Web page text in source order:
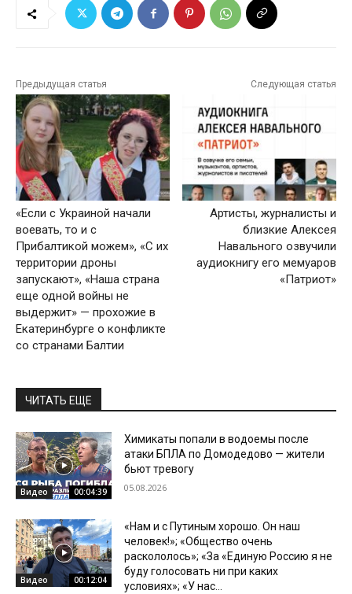
Предыдущая статья
«Если с Украиной начали
воевать, то и с
Прибалтикой можем», «С их
территории дроны
запускают», «Наша страна
еще одной войны не
выдержит» — прохожие в
Екатеринбурге о конфликте
со странами Балтии
Следующая статья
Артисты, журналисты и
близкие Алексея
Навального озвучили
аудиокнигу его мемуаров
«Патриот»
ЧИТАТЬ ЕЩЕ
Видео 00:04:39
Химикаты попали в водоемы после
атаки БПЛА по Домодедово — жители
бьют тревогу
05.08.2026
Видео 00:12:04
«Нам и с Путиным хорошо. Он наш
человек!»; «Общество очень
раскололось»; «За «Единую Россию я не
буду голосовать ни при каких
условиях»; «У нас...